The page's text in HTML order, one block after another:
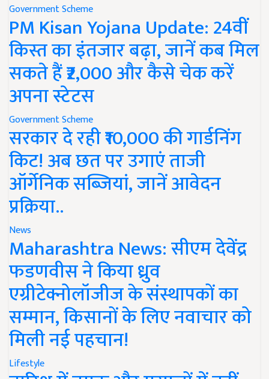
Government Scheme
PM Kisan Yojana Update: 24वीं
किस्त का इंतजार बढ़ा, जानें कब मिल
सकते हैं ₹2,000 और कैसे चेक करें
अपना स्टेटस
Government Scheme
सरकार दे रही ₹10,000 की गार्डनिंग
किट! अब छत पर उगाएं ताजी
ऑर्गेनिक सब्जियां, जानें आवेदन
प्रक्रिया..
News
Maharashtra News: सीएम देवेंद्र
फडणवीस ने किया ध्रुव
एग्रीटेक्नोलॉजीज के संस्थापकों का
सम्मान, किसानों के लिए नवाचार को
मिली नई पहचान!
Lifestyle